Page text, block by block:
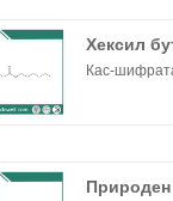
Хексил
Кас-
Природен